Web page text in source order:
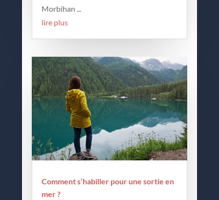
Morbihan ...
lire plus
Comment s’habiller pour une sortie en
mer ?